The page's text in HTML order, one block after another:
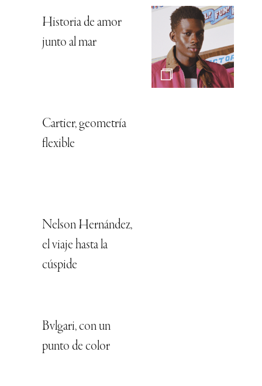
Historia de amor
junto al mar
Cartier, geometría
flexible
Nelson Hernández,
el viaje hasta la
cúspide
Bvlgari, con un
punto de color